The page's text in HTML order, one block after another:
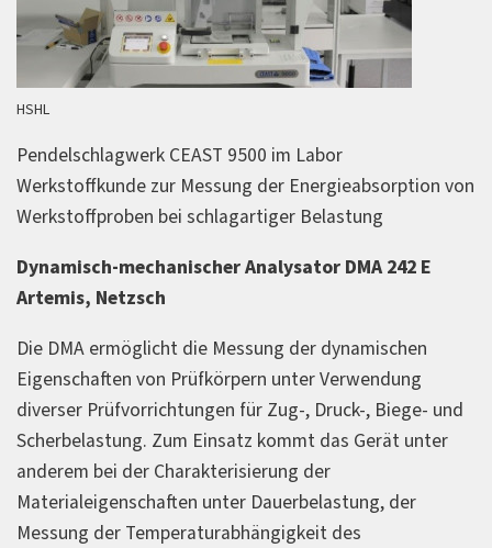
HSHL
Pendelschlagwerk CEAST 9500 im Labor
Werkstoffkunde zur Messung der Energieabsorption von
Werkstoffproben bei schlagartiger Belastung
Dynamisch-mechanischer Analysator DMA 242 E
Artemis, Netzsch
Die DMA ermöglicht die Messung der dynamischen
Eigenschaften von Prüfkörpern unter Verwendung
diverser Prüfvorrichtungen für Zug-, Druck-, Biege- und
Scherbelastung. Zum Einsatz kommt das Gerät unter
anderem bei der Charakterisierung der
Materialeigenschaften unter Dauerbelastung, der
Messung der Temperaturabhängigkeit des